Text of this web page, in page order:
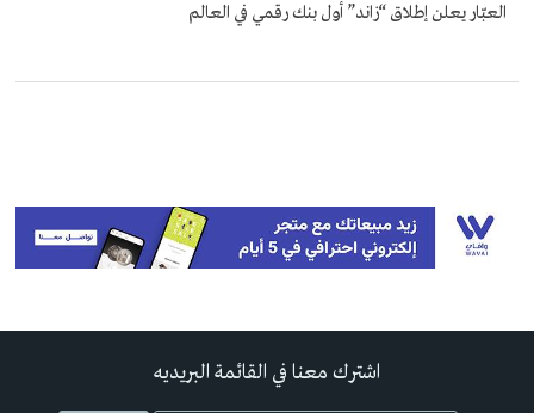
العبّار يعلن إطلاق “زاند” أول بنك رقمي في العالم
اشترك معنا في القائمة البريديه